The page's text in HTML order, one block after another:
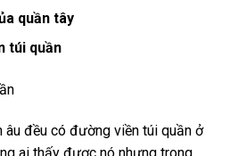
quần tây
túi quần
âu đều có đường viền túi quần ở
ai thấy được nó nhưng trong